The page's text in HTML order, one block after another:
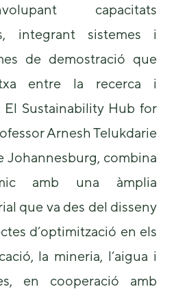
capacitats
integrant sistemes i
de demostració que
entre la recerca i
El Sustainability Hub for
Arnesh Telukdarie
Johannesburg, combina
amb una àmplia
que va des del disseny
d’optimització en els
la mineria, l’aigua i
en cooperació amb